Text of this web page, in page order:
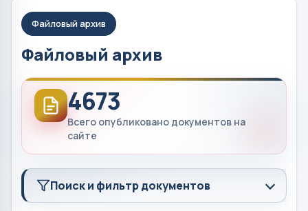
Файловый архив
Файловый архив
4673
Всего опубликовано документов на
сайте
Поиск и фильтр документов